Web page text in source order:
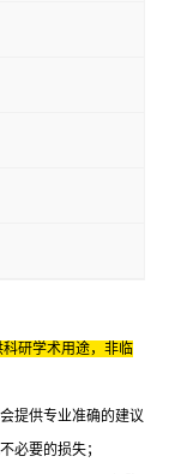
科研学术用途，非临
提供专业准确的建议
必要的损失；